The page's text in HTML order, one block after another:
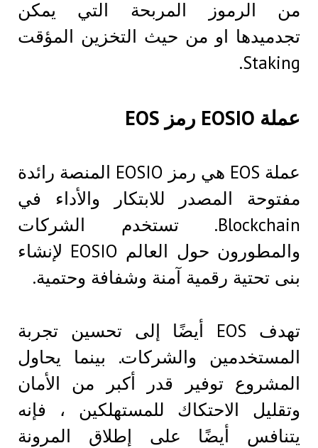
من الرموز المربحة التي يمكن
تجدميدها او من حيث التخزين المؤقت
Staking.
عملة EOSIO رمز EOS
عملة EOS هي رمز EOSIO المنصة رائدة
مفتوحة المصدر للابتكار والأداء في
Blockchain. تستخدم الشركات
والمطورون حول العالم EOSIO لإنشاء
بنى تحتية رقمية آمنة وشفافة وحتمية.
تهدف EOS أيضًا إلى تحسين تجربة
المستخدمين والشركات. بينما يحاول
المشروع توفير قدر أكبر من الأمان
وتقليل الاحتكاك للمستهلكين ، فإنه
يتنافس أيضًا على إطلاق المرونة